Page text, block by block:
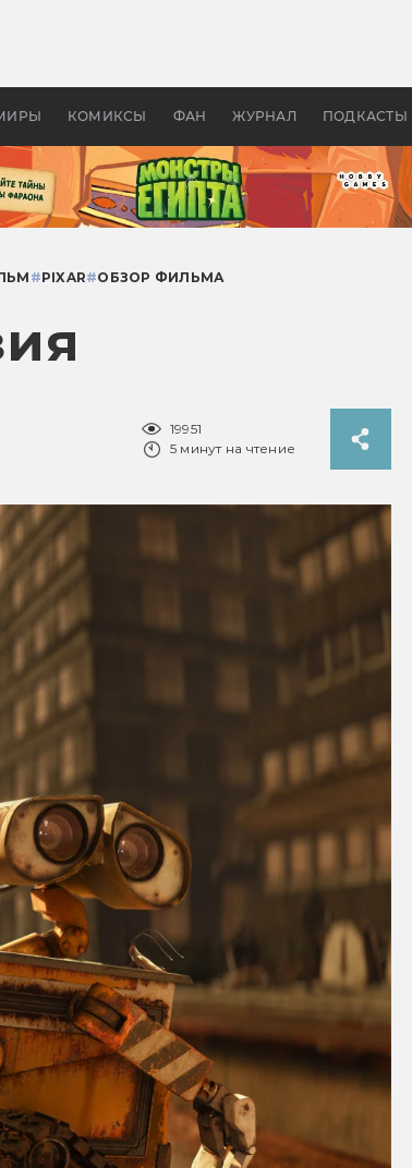
КОМИКСЫ ФАН ЖУРНАЛ ПОДКАСТЫ
в России —
бы «Властелина колец»
#PIXAR#ОБЗОР ФИЛЬМА
19951
5 минут на чтение